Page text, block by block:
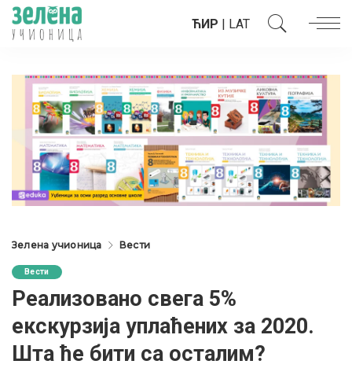
ЋИР | LAT
Зелена учионица Вести
Вести
Реализовано свега 5%
екскурзија уплаћених за 2020.
Шта ће бити са осталим?